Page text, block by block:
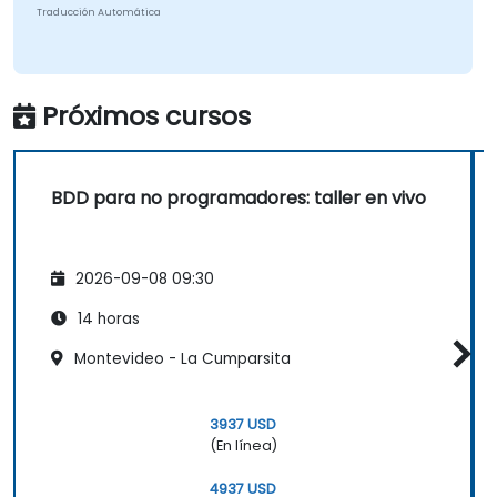
ingenieros.
Traducción Automática
Próximos cursos
BDD para no programadores: taller en vivo
2026-09-08 09:30
14 horas
Montevideo - La Cumparsita
3937 USD
(En línea)
4937 USD